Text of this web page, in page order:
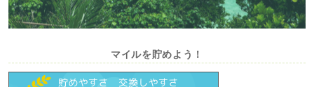
マイルを貯めよう！